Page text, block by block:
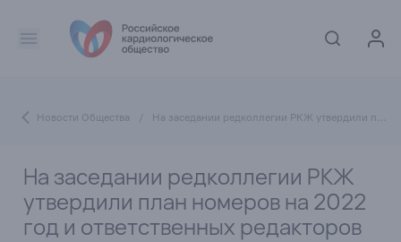
Новости Общества / На заседании редколлегии РКЖ утвердили план номеров на 2022 год и ответственных редакторов
На заседании редколлегии РКЖ
утвердили план номеров на 2022
год и ответственных редакторов